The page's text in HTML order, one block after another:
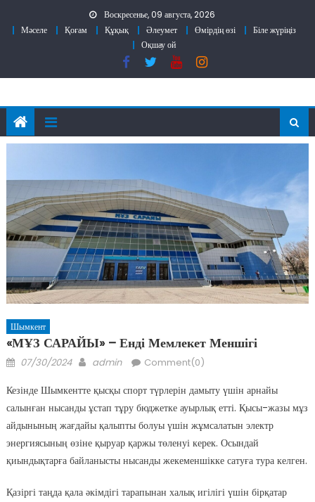
Воскресенье, 09 августа, 2026
Мәселе
Қоғам Құқық Әлеумет Өмірдің өзі
Біле жүріңіз
Оқшау ой
Шымкент
«МҰЗ САРАЙЫ» – Енді Мемлекет Меншігі
Posted
07/30/2024 Author
admin Comment(0)
Кезінде Шымкентте қысқы спорт түрлерін дамыту үшін арнайы
салынған нысанды ұстап тұру бюджетке ауырлық етті. Қысы-жазы мұз
айдынының жағдайы қалыпты болуы үшін жұмсалатын электр
энергиясының өзіне қыруар қаржы төленуі керек. Осындай
қиындықтарға байланысты нысанды жекеменшікке сатуға тура келген.
Қазіргі таңда қала әкімдігі тарапынан халық игілігі үшін бірқатар